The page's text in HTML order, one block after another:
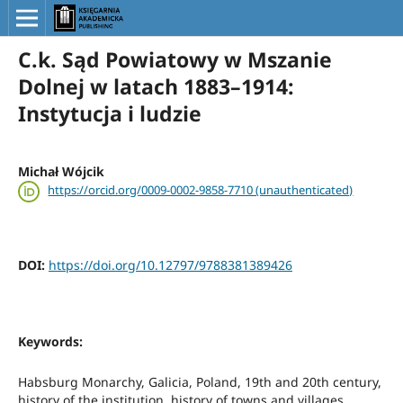
C.k. Sąd Powiatowy w Mszanie
Dolnej w latach 1883–1914:
Instytucja i ludzie
Michał Wójcik
https://orcid.org/0009-0002-9858-7710 (unauthenticated)
DOI: https://doi.org/10.12797/9788381389426
Keywords:
Habsburg Monarchy, Galicia, Poland, 19th and 20th century,